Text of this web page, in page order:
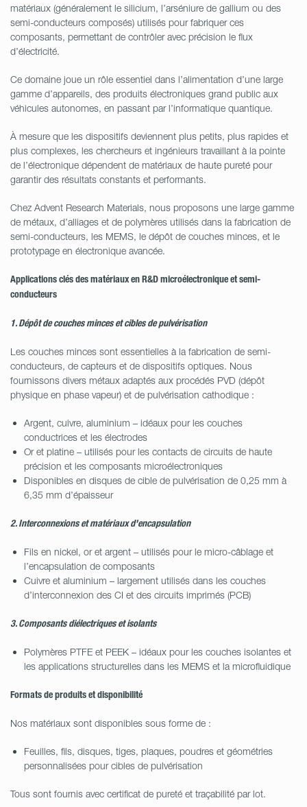
matériaux (généralement le silicium, l’arséniure de gallium ou des
semi-conducteurs composés) utilisés pour fabriquer ces
composants, permettant de contrôler avec précision le flux
d’électricité.
Ce domaine joue un rôle essentiel dans l’alimentation d’une large
gamme d’appareils, des produits électroniques grand public aux
véhicules autonomes, en passant par l’informatique quantique.
À mesure que les dispositifs deviennent plus petits, plus rapides et
plus complexes, les chercheurs et ingénieurs travaillant à la pointe
de l’électronique dépendent de matériaux de haute pureté pour
garantir des résultats constants et performants.
Chez Advent Research Materials, nous proposons une large gamme
de métaux, d’alliages et de polymères utilisés dans la fabrication de
semi-conducteurs, les MEMS, le dépôt de couches minces, et le
prototypage en électronique avancée.
Applications clés des matériaux en R&D microélectronique et semi-
conducteurs
1. Dépôt de couches minces et cibles de pulvérisation
Les couches minces sont essentielles à la fabrication de semi-
conducteurs, de capteurs et de dispositifs optiques. Nous
fournissons divers métaux adaptés aux procédés PVD (dépôt
physique en phase vapeur) et de pulvérisation cathodique :
Argent, cuivre, aluminium – idéaux pour les couches
conductrices et les électrodes
Or et platine – utilisés pour les contacts de circuits de haute
précision et les composants microélectroniques
Disponibles en disques de cible de pulvérisation de 0,25 mm à
6,35 mm d’épaisseur
2. Interconnexions et matériaux d'encapsulation
Fils en nickel, or et argent – utilisés pour le micro-câblage et
l’encapsulation de composants
Cuivre et aluminium – largement utilisés dans les couches
d’interconnexion des CI et des circuits imprimés (PCB)
3. Composants diélectriques et isolants
Polymères PTFE et PEEK – idéaux pour les couches isolantes et
les applications structurelles dans les MEMS et la microfluidique
Formats de produits et disponibilité
Nos matériaux sont disponibles sous forme de :
Feuilles, fils, disques, tiges, plaques, poudres et géométries
personnalisées pour cibles de pulvérisation
Tous sont fournis avec certificat de pureté et traçabilité par lot.